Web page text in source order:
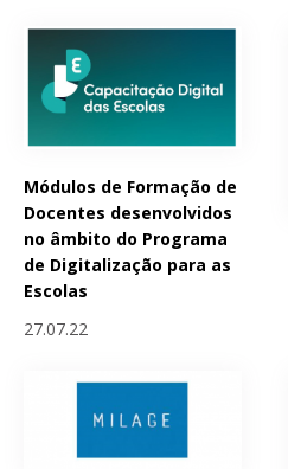
Módulos de Formação de
Docentes desenvolvidos
no âmbito do Programa
de Digitalização para as
Escolas
27.07.22